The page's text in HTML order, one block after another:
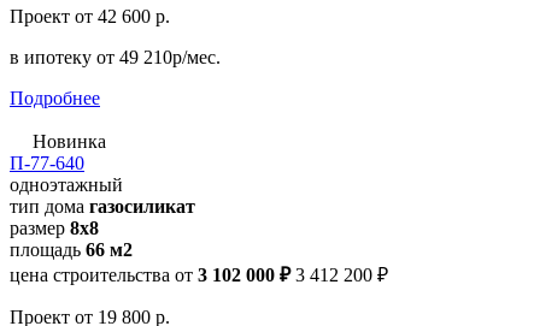
Проект от 42 600 р.
в ипотеку от 49 210р/мес.
Подробнее
Новинка
П-77-640
одноэтажный
тип дома газосиликат
размер 8x8
площадь 66 м2
цена строительства от 3 102 000 ₽ 3 412 200 ₽
Проект от 19 800 р.